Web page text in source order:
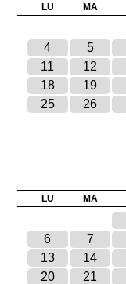
LU MA
4
5
11
12
18
19
25
26
LU MA
6
7
13
14
20
21